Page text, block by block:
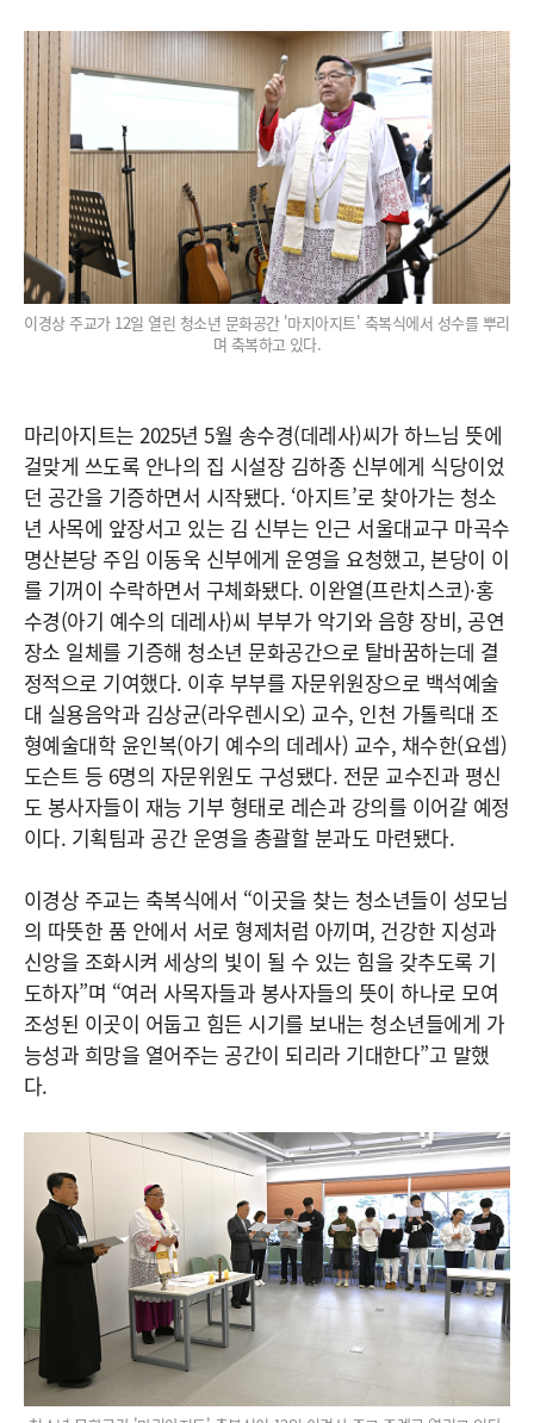
이경상 주교가 12일 열린 청소년 문화공간 '마지아지트' 축복식에서 성수를 뿌리
며 축복하고 있다.
마리아지트는 2025년 5월 송수경(데레사)씨가 하느님 뜻에
걸맞게 쓰도록 안나의 집 시설장 김하종 신부에게 식당이었
던 공간을 기증하면서 시작됐다. ‘아지트’로 찾아가는 청소
년 사목에 앞장서고 있는 김 신부는 인근 서울대교구 마곡수
명산본당 주임 이동욱 신부에게 운영을 요청했고, 본당이 이
를 기꺼이 수락하면서 구체화됐다. 이완열(프란치스코)·홍
수경(아기 예수의 데레사)씨 부부가 악기와 음향 장비, 공연
장소 일체를 기증해 청소년 문화공간으로 탈바꿈하는데 결
정적으로 기여했다. 이후 부부를 자문위원장으로 백석예술
대 실용음악과 김상균(라우렌시오) 교수, 인천 가톨릭대 조
형예술대학 윤인복(아기 예수의 데레사) 교수, 채수한(요셉)
도슨트 등 6명의 자문위원도 구성됐다. 전문 교수진과 평신
도 봉사자들이 재능 기부 형태로 레슨과 강의를 이어갈 예정
이다. 기획팀과 공간 운영을 총괄할 분과도 마련됐다.
이경상 주교는 축복식에서 “이곳을 찾는 청소년들이 성모님
의 따뜻한 품 안에서 서로 형제처럼 아끼며, 건강한 지성과
신앙을 조화시켜 세상의 빛이 될 수 있는 힘을 갖추도록 기
도하자”며 “여러 사목자들과 봉사자들의 뜻이 하나로 모여
조성된 이곳이 어둡고 힘든 시기를 보내는 청소년들에게 가
능성과 희망을 열어주는 공간이 되리라 기대한다”고 말했
다.